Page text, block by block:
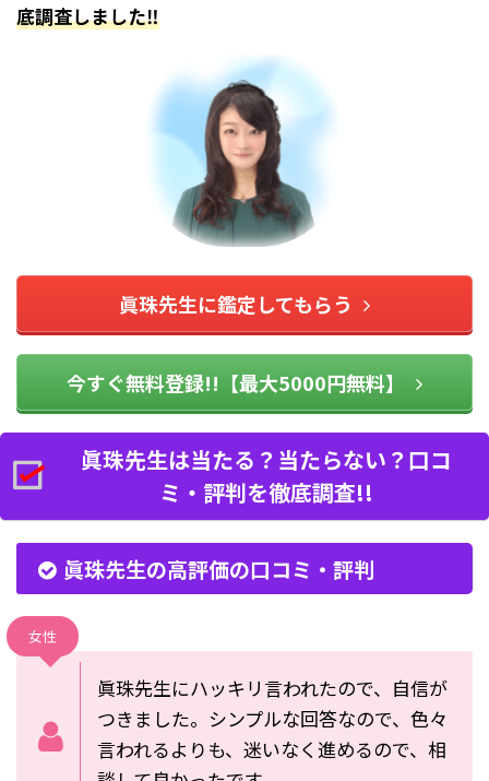
底調査しました‼︎
眞珠先生に鑑定してもらう
今すぐ無料登録!!【最大5000円無料】
眞珠先生は当たる？当たらない？口コ
ミ・評判を徹底調査!!
眞珠先生の高評価の口コミ・評判
女性
眞珠先生にハッキリ言われたので、自信が
つきました。シンプルな回答なので、色々
言われるよりも、迷いなく進めるので、相